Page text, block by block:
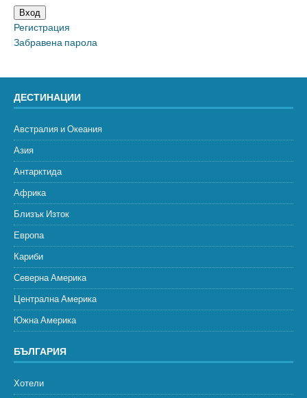
Вход
Регистрация
Забравена парола
ДЕСТИНАЦИИ
Австралия и Океания
Азия
Антарктида
Африка
Близък Изток
Европа
Кариби
Северна Америка
Централна Америка
Южна Америка
БЪЛГАРИЯ
Хотели